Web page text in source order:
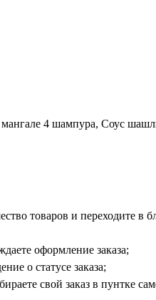
4 шампура, Cоус
товаров и переходите в
оформление заказа;
о статусе заказа;
свой заказ в пунтке